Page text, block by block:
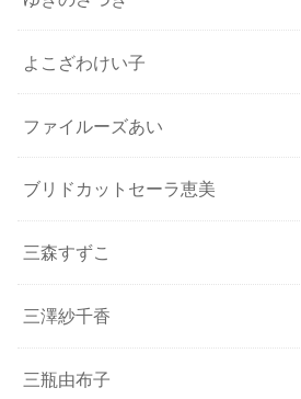
よこざわけい子
ファイルーズあい
ブリドカットセーラ恵美
三森すずこ
三澤紗千香
三瓶由布子